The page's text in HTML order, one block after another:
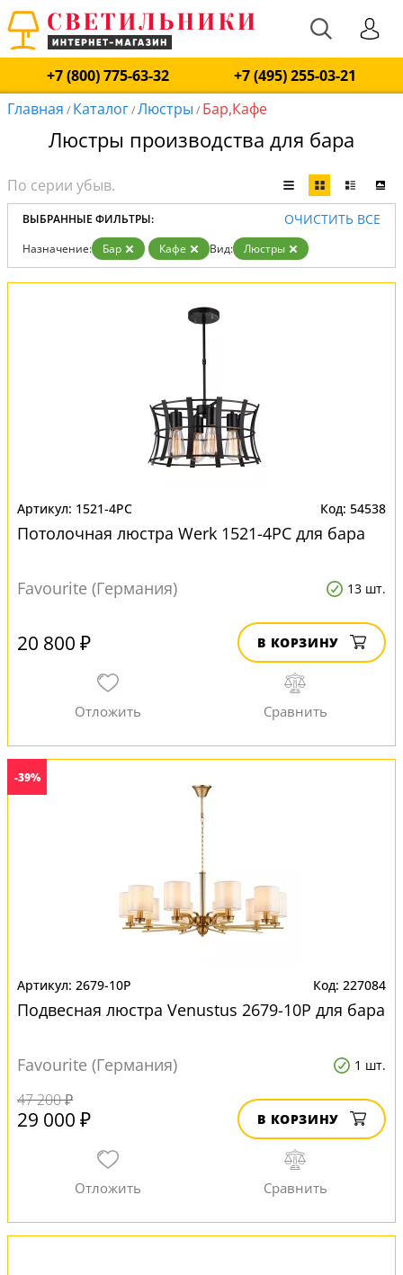
+7 (800) 775-63-32
+7 (495) 255-03-21
Главная / Каталог/Люстры / Бар,Кафе
Люстры производства для бара
ВЫБРАННЫЕ ФИЛЬТРЫ: ОЧИСТИТЬ ВСЕ
Назначение: Бар Кафе Вид: Люстры
1521-4PC 54538
Потолочная люстра Werk 1521-4PC для бара
Favourite (Германия) 13 шт.
20 800 ₽ В КОРЗИНУ
-39%
2679-10P 227084
Подвесная люстра Venustus 2679-10P для бара
Favourite (Германия) 1 шт.
47 200 ₽
29 000 ₽ В КОРЗИНУ